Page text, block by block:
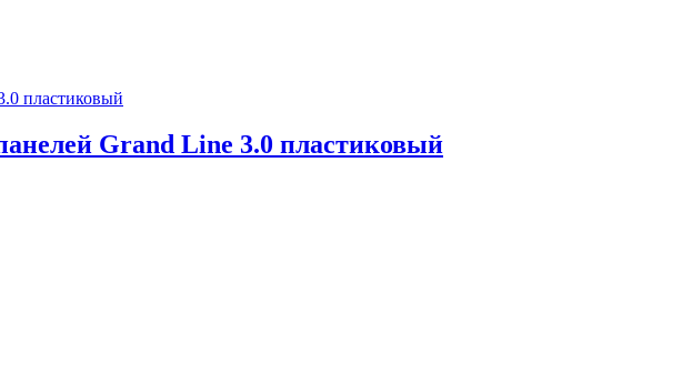
Grand Line 3.0 пластиковый